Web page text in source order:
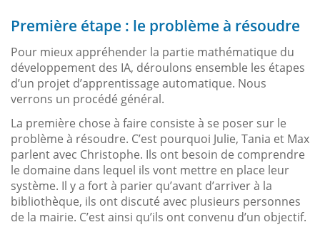
Première étape : le problème à résoudre
Pour mieux appréhender la partie mathématique du
développement des IA, déroulons ensemble les étapes
d’un projet d’apprentissage automatique. Nous
verrons un procédé général.
La première chose à faire consiste à se poser sur le
problème à résoudre. C’est pourquoi Julie, Tania et Max
parlent avec Christophe. Ils ont besoin de comprendre
le domaine dans lequel ils vont mettre en place leur
système. Il y a fort à parier qu’avant d’arriver à la
bibliothèque, ils ont discuté avec plusieurs personnes
de la mairie. C’est ainsi qu’ils ont convenu d’un objectif.